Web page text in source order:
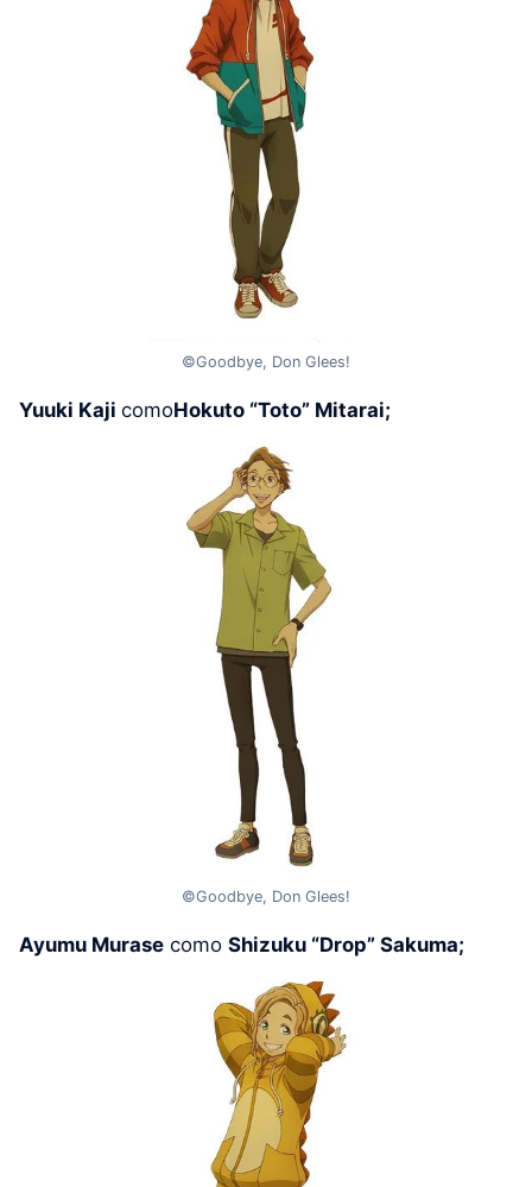
©Goodbye, Don Glees!
Yuuki Kaji comoHokuto “Toto” Mitarai;
©Goodbye, Don Glees!
Ayumu Murase como Shizuku “Drop” Sakuma;